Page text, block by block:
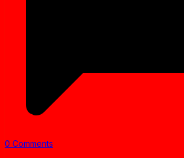
0 Comments